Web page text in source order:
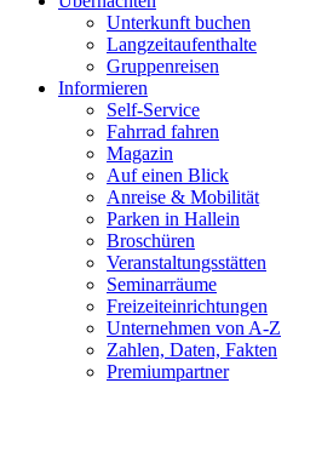
Unterkunft buchen
Langzeitaufenthalte
Gruppenreisen
Informieren
Self-Service
Fahrrad fahren
Magazin
Auf einen Blick
Anreise & Mobilität
Parken in Hallein
Broschüren
Veranstaltungsstätten
Seminarräume
Freizeiteinrichtungen
Unternehmen von A-Z
Zahlen, Daten, Fakten
Premiumpartner